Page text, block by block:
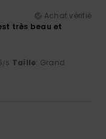
Achat vérifié
très beau et
/5 Taille: Grand